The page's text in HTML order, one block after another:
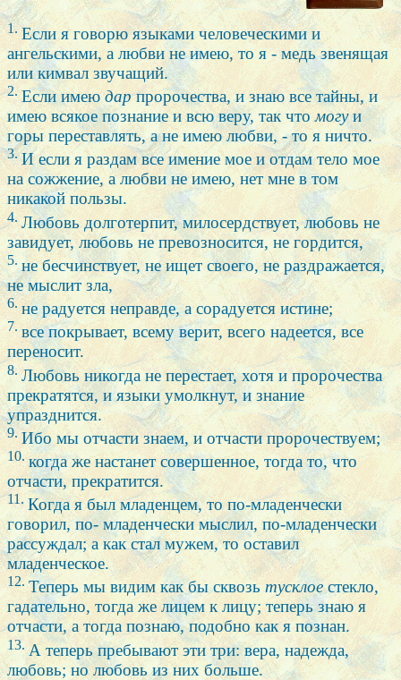
1.Если я говорю языками человеческими и
ангельскими, а любви не имею, то я - медь звенящая
или кимвал звучащий.
2. Если имеюдарпророчества, и знаю все тайны, и
имею всякое познание и всю веру, так чтомогуи
горы переставлять, а не имею любви, - то я ничто.
3.И если я раздам все имение мое и отдам тело мое
на сожжение, а любви не имею, нет мне в том
никакой пользы.
4. Любовь долготерпит, милосердствует, любовь не
завидует, любовь не превозносится, не гордится,
5. не бесчинствует, не ищет своего, не раздражается,
не мыслит зла,
6. не радуется неправде, а сорадуется истине;
7.все покрывает, всему верит, всего надеется, все
переносит.
8. Любовь никогда не перестает, хотя и пророчества
прекратятся, и языки умолкнут, и знание
упразднится.
9.Ибо мы отчасти знаем, и отчасти пророчествуем;
10.когда же настанет совершенное, тогда то, что
отчасти, прекратится.
11.Когда я был младенцем, то по-младенчески
говорил, по- младенчески мыслил, по-младенчески
рассуждал; а как стал мужем, то оставил
младенческое.
12. Теперь мы видим как бы сквозьтусклоестекло,
гадательно, тогда же лицем к лицу; теперь знаю я
отчасти, а тогда познаю, подобно как я познан.
13. А теперь пребывают эти три: вера, надежда,
любовь; но любовь из них больше.